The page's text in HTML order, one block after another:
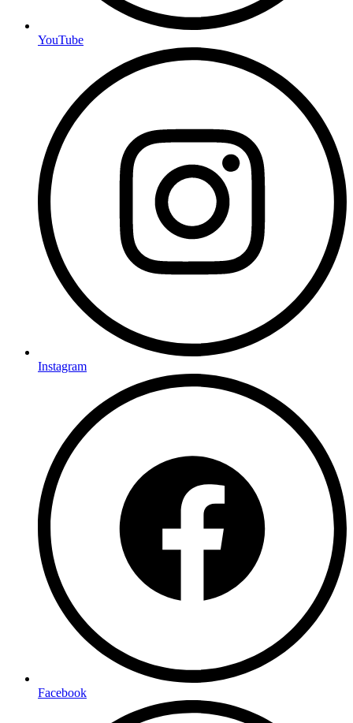
YouTube
Instagram
Facebook